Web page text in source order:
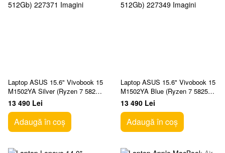
Laptop ASUS 15.6" Vivobook 15
M1502YA Silver (Ryzen 7 5825U
16Gb 512Gb)
13 490 Lei
Adaugă în coș
Laptop ASUS 15.6" Vivobook 15
M1502YA Blue (Ryzen 7 5825U
16Gb 512Gb)
13 490 Lei
Adaugă în coș